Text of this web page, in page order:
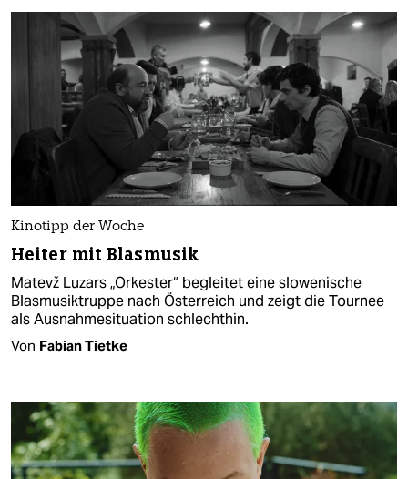
Kinotipp der Woche
Heiter mit Blasmusik
Matevž Luzars „Orkester“ begleitet eine slowenische
Blasmusiktruppe nach Österreich und zeigt die Tournee
als Ausnahmesituation schlechthin.
Von Fabian Tietke